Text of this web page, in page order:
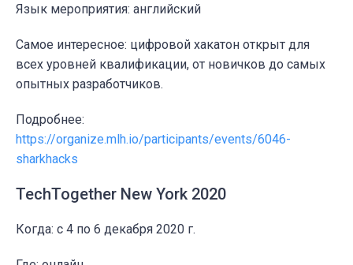
Язык мероприятия: английский
Самое интересное: цифровой хакатон открыт для
всех уровней квалификации, от новичков до самых
опытных разработчиков.
Подробнее:
https://organize.mlh.io/participants/events/6046-
sharkhacks
TechTogether New York 2020
Когда: c 4 по 6 декабря 2020 г.